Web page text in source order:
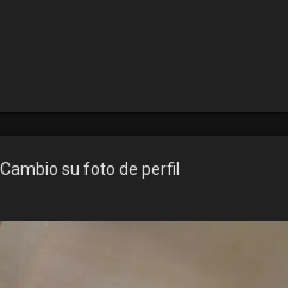
Cambio su foto de perfil